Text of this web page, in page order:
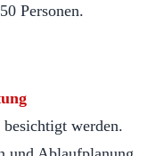
Personen.
werden.